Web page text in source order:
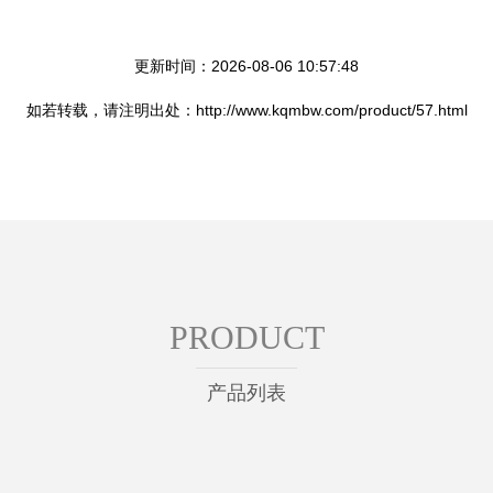
更新时间：2026-08-06 10:57:48
如若转载，请注明出处：http://www.kqmbw.com/product/57.html
PRODUCT
产品列表